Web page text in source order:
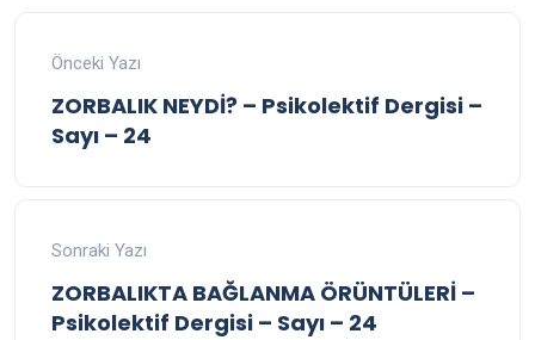
Önceki Yazı
ZORBALIK NEYDİ? – Psikolektif Dergisi –
Sayı – 24
Sonraki Yazı
ZORBALIKTA BAĞLANMA ÖRÜNTÜLERİ –
Psikolektif Dergisi – Sayı – 24